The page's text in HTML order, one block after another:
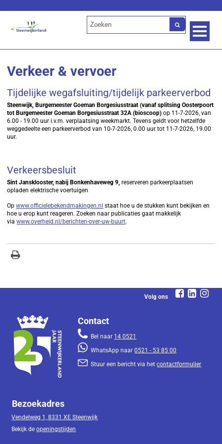
Verkeer & vervoer
Tijdelijke wegafsluiting/tijdelijk parkeerverbod
Steenwijk, Burgemeester Goeman Borgesiusstraat (vanaf splitsing Oosterpoort
tot Burgemeester Goeman Borgesiusstraat 32A (bioscoop) op 11-7-2026, van
6.00 - 19.00 uur i.v.m. verplaatsing weekmarkt. Tevens geldt voor hetzelfde
weggedeelte een parkeerverbod van 10-7-2026, 0.00 uur tot 11-7-2026, 19.00
uur.
Verkeersbesluit
Sint Jansklooster, nabij Bonkenhaveweg 9, reserveren parkeerplaatsen
opladen elektrische voertuigen
Opwww.officielebekendmakingen.nl staat hoe u de stukken kunt bekijken en
hoe u erop kunt reageren. Zoeken naar publicaties gaat makkelijk
viawww.overheid.nl/berichten-over-uw-buurt.
Volg ons
Contact
Bel naar 14 0521
WhatsApp naar0521 - 53 85 00
Stuur een bericht via hetcontactformulier
Bezoekadres
Vendelweg 1, 8331 XE Steenwijk
Bekijk deopeningstijden